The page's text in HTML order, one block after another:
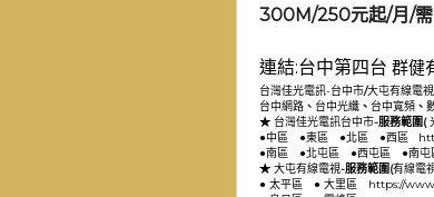
300M/250元起/月/
連結:台中第四台 群健
台灣佳光電訊-台中市/大屯有線電視
台中網路 、 台中光纖 、 台中寬頻 、
★ 台灣佳光電訊台中市-服務範圍(
●中區 ●東區 ●北區 ●西區
●南區 ●北屯區 ●西屯區 ●南屯
★ 大屯有線電視-服務範圍(有線電
● 太平區 ● 大里區
https://